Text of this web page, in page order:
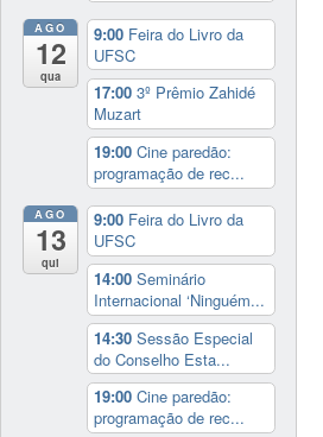
AGO
12
qua
9:00 Feira do Livro da
UFSC
17:003º Prêmio Zahidé
Muzart
19:00Cine paredão:
programação de rec...
AGO
13
qui
9:00 Feira do Livro da
UFSC
14:00Seminário
Internacional ‘Ninguém...
14:30Sessão Especial
do Conselho Esta...
19:00Cine paredão:
programação de rec...